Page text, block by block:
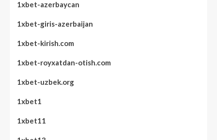
1xbet-azerbaycan
1xbet-giris-azerbaijan
1xbet-kirish.com
1xbet-royxatdan-otish.com
1xbet-uzbek.org
1xbet1
1xbet11